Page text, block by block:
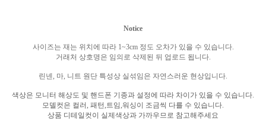
Notice
사이즈는 재는 위치에 따라 1~3cm 정도 오차가 있을 수 있습니다.
거래처 상호명은 임의로 삭제된 뒤 업로드 됩니다.
린넨 마 니트 원단 특성상 실섞임은 자연스러운 현상입니다
색상은 모니터 해상도 및 핸드폰 기종과 설정에 따라 차이가 있을 수 있습니다
모델컷은 컬러 패턴 트임 워싱이 조금씩 다를 수 있습니다
상품 디테일컷이 실제색상과 가까우므로 참고해주세요